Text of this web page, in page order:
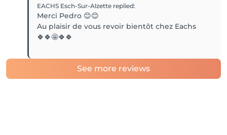
EACHS Esch-Sur-Alzette replied:
Merci Pedro 😊😊
Au plaisir de vous revoir bientôt chez Eachs
🍀🍀🤩🍀🍀
See more reviews